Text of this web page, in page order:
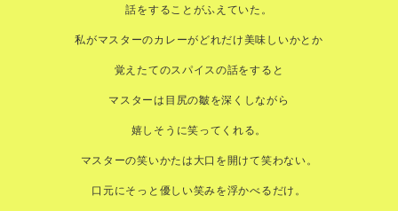
話をすることがふえていた。
私がマスターのカレーがどれだけ美味しいかとか
覚えたてのスパイスの話をすると
マスターは目尻の皺を深くしながら
嬉しそうに笑ってくれる。
マスターの笑いかたは大口を開けて笑わない。
口元にそっと優しい笑みを浮かべるだけ。